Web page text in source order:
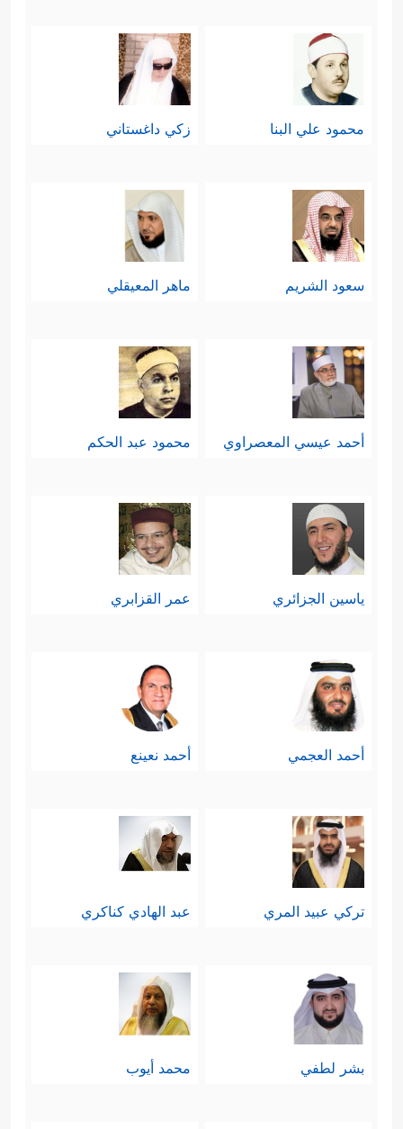
محمود علي البنا زكي داغستاني
سعود الشريم ماهر المعيقلي
أحمد عيسي المعصراوي محمود عبد الحكم
ياسين الجزائري عمر القزابري
أحمد العجمي أحمد نعينع
تركي عبيد المري عبد الهادي كناكري
بشر لطفي محمد أيوب